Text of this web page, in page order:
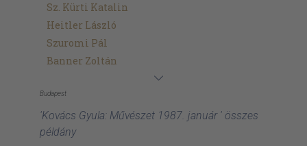
Sz. Kürti Katalin
Heitler László
Szuromi Pál
Banner Zoltán
Budapest
'Kovács Gyula: Művészet 1987. január ' összes
példány